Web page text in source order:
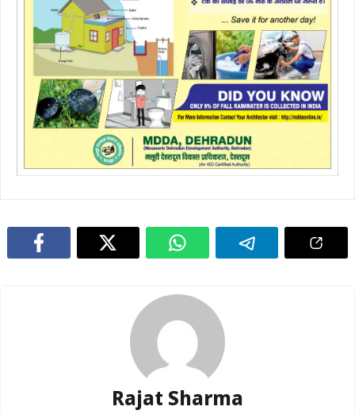
Rajat Sharma